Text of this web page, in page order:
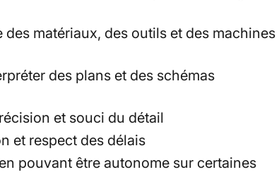
matériaux, des outils et des machines
des plans et des schémas
et souci du détail
et respect des délais
pouvant être autonome sur certaines